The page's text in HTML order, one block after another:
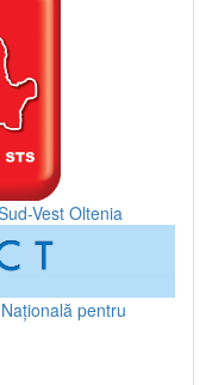
Vest Oltenia
pentru